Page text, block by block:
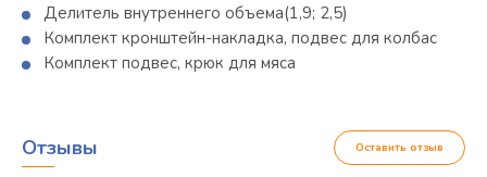
Делитель внутреннего объема(1,9; 2,5)
Комплект кронштейн-накладка, подвес для колбас
Комплект подвес, крюк для мяса
Отзывы Оставить отзыв